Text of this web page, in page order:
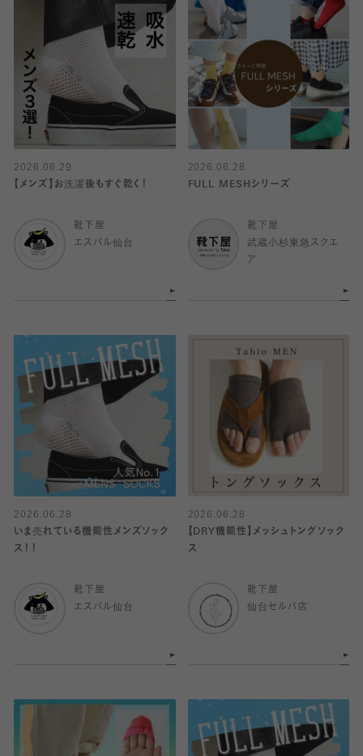
2026.06.29
【メンズ】お洗濯後もすぐ乾く！
靴下屋
エスパル仙台
2026.06.28
FULL MESHシリーズ
靴下屋
武蔵小杉東急スクエ
ア
2026.06.28
いま売れている機能性メンズソック
ス！！
靴下屋
エスパル仙台
2026.06.28
【DRY機能性】メッシュトングソック
ス
靴下屋
仙台セルバ店